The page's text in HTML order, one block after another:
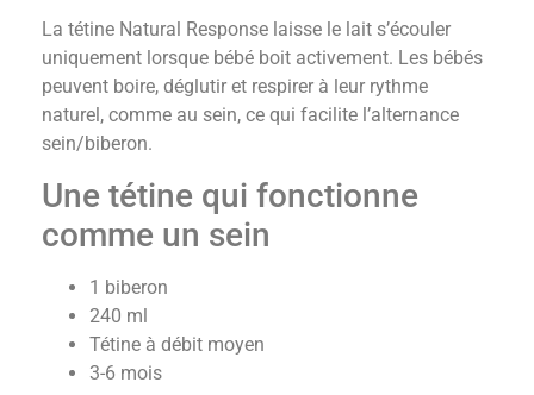
La tétine Natural Response laisse le lait s’écouler
uniquement lorsque bébé boit activement. Les bébés
peuvent boire, déglutir et respirer à leur rythme
naturel, comme au sein, ce qui facilite l’alternance
sein/biberon.
Une tétine qui fonctionne
comme un sein
1 biberon
240 ml
Tétine à débit moyen
3-6 mois